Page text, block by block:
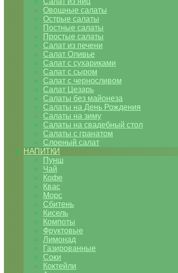
Овощные салаты
Острые салаты
Постные салаты
Простые салаты
Салат из печени
Салат Оливье
Салат с сухариками
Салат с сыром
Салат с черносливом
Салат Цезарь
Салаты без майонеза
Салаты на День Рождения
Салаты на зиму
Салаты на свадебный стол
Салаты с гранатом
Слоеный салат
НАПИТКИ
Пунш
Чай
Кофе
Квас
Морс
Сбитень
Кисель
Компоты
Фруктовые
Лимонад
Газированные
Соки
Коктейли